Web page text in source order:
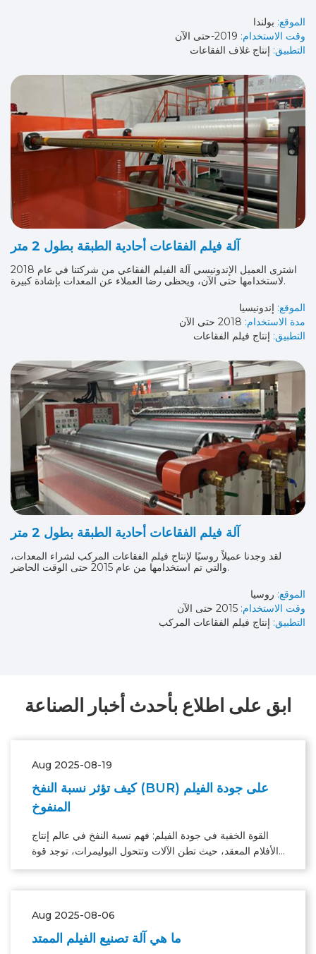
الموقع: بولندا
وقت الاستخدام:
التطبيق: إنتاج غلاف الفقاعات
آلة فيلم الفقاعات أحادية الطبقة بطول 2 متر
اشترى العميل الإندونيسي آلة الفيلم الفقاعي من شركتنا في عام 2018
لاستخدامها حتى الآن، ويحظى رضا العملاء عن المعدات بإشادة كبيرة.
الموقع: إندونيسيا
مدة الاستخدام:
التطبيق: إنتاج فيلم الفقاعات
آلة فيلم الفقاعات أحادية الطبقة بطول 2 متر
لقد وجدنا عميلاً روسيًا لإنتاج فيلم الفقاعات المركب لشراء المعدات،
والتي تم استخدامها من عام 2015 حتى الوقت الحاضر.
الموقع: روسيا
وقت الاستخدام:
التطبيق: إنتاج فيلم الفقاعات المركب
ابق على اطلاع بأحدث أخبار الصناعة
Aug 2025-08-19
كيف تؤثر نسبة النفخ (BUR) على جودة الفيلم
المنفوخ
القوة الخفية في جودة الفيلم: فهم نسبة النفخ في عالم إنتاج
الأفلام المعقد، حيث تطن الآلات وتتحول البوليمرات، توجد قوة
خفية تسيطر على جودة الفيلم.
Aug 2025-08-06
ما هي آلة تصنيع الفيلم الممتد